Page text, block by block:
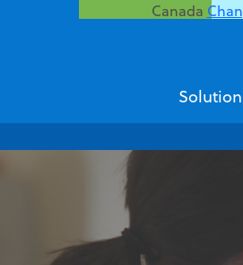
Canada